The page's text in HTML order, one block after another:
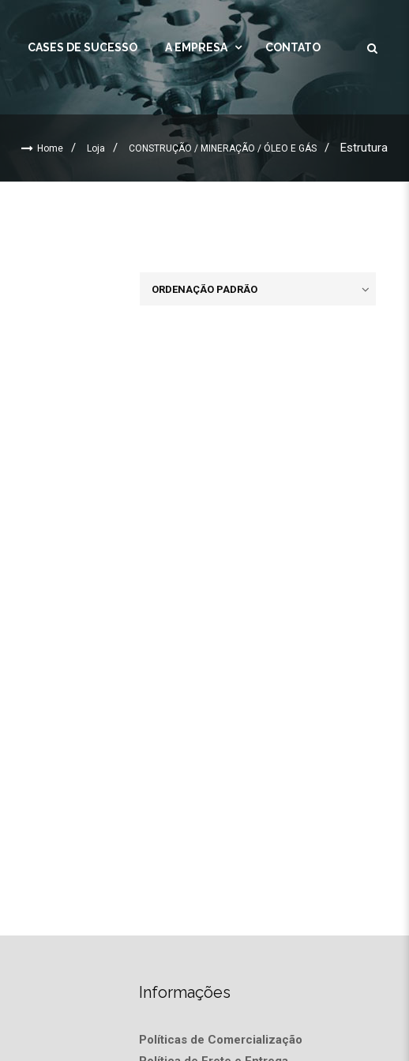
CASES DE SUCESSO A EMPRESA CONTATO
Home Loja CONSTRUÇÃO / MINERAÇÃO / ÓLEO E GÁS Estrutura
Informações
Políticas de Comercialização